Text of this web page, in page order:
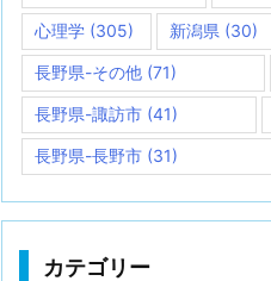
心理学 (305) 新潟県 (30)
長野県-その他 (71)
長野県-諏訪市 (41)
長野県-長野市 (31)
カテゴリー